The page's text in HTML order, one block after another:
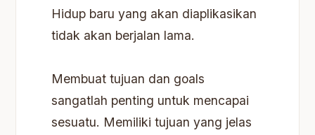
Hidup baru yang akan diaplikasikan
tidak akan berjalan lama.
Membuat tujuan dan goals
sangatlah penting untuk mencapai
sesuatu. Memiliki tujuan yang jelas